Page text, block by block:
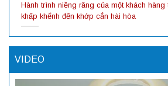
Hành trình niềng răng của một khách hàng
khấp khểnh đến khớp cắn hài hòa
VIDEO